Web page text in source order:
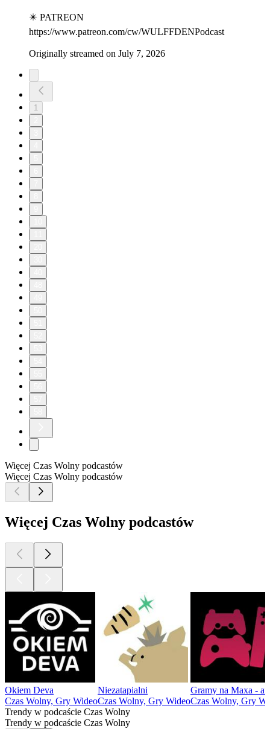
✴️ PATREON
https://www.patreon.com/cw/WULFFDENPodcast
Originally streamed on July 7, 2026
1
Więcej Czas Wolny podcastów
Więcej Czas Wolny podcastów
Więcej Czas Wolny podcastów
Okiem Deva
Czas Wolny, Gry Wideo
Niezatapialni
Czas Wolny, Gry Wideo
Gramy na Maxa -
Czas Wolny, Gry
Trendy w podcaście Czas Wolny
Trendy w podcaście Czas Wolny